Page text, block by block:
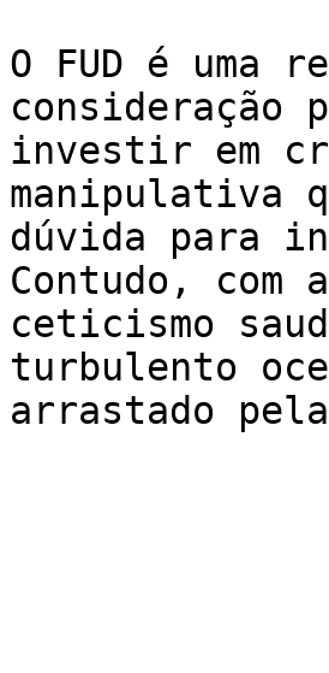
O FUD é uma
consideração
investir em
manipulativa
dúvida para
Contudo,
ceticismo
turbulento